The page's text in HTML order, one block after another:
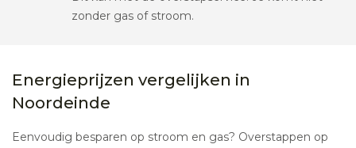
zonder gas of stroom.
Energieprijzen vergelijken in
Noordeinde
Eenvoudig besparen op stroom en gas? Overstappen op